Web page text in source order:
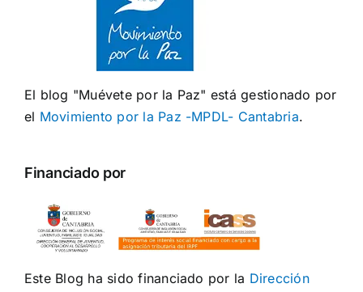
El blog "Muévete por la Paz" está gestionado por
el Movimiento por la Paz -MPDL- Cantabria.
Financiado por
Este Blog ha sido financiado por la Dirección